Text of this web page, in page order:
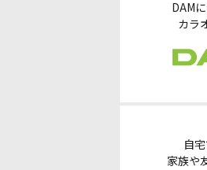
DAM
カラ
自
家族や